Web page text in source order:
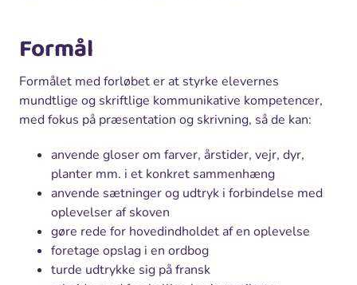
Formål
Formålet med forløbet er at styrke elevernes
mundtlige og skriftlige kommunikative kompetencer,
med fokus på præsentation og skrivning, så de kan:
anvende gloser om farver, årstider, vejr, dyr,
planter mm. i et konkret sammenhæng
anvende sætninger og udtryk i forbindelse med
oplevelser af skoven
gøre rede for hovedindholdet af en oplevelse
foretage opslag i en ordbog
turde udtrykke sig på fransk